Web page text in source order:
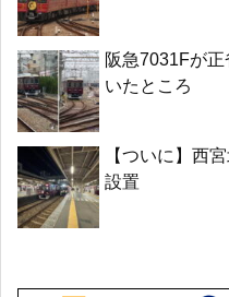
阪急7031Fが
いたところ
【ついに】西
設置